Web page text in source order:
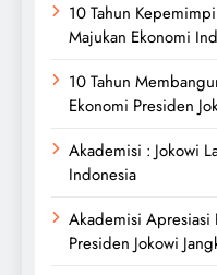
10 Tahun
Majukan Ekonomi
10 Tahun
Ekonomi Presiden
Akademisi : Jokowi
Indonesia
Akademisi Apresiasi
Presiden Jokowi